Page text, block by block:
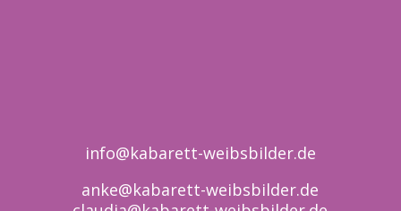
info@kabarett-weibsbilder.de
anke@kabarett-weibsbilder.de